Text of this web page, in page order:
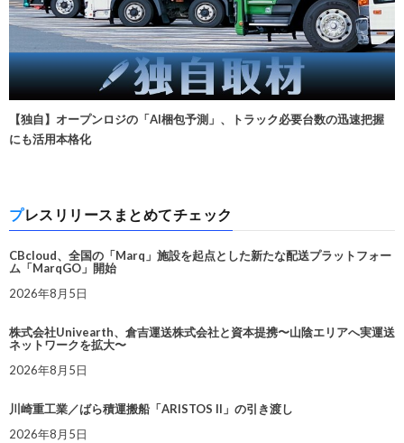
【独自】オープンロジの「AI梱包予測」、トラック必要台数の迅速把握
にも活用本格化
プレスリリースまとめてチェック
CBcloud、全国の「Marq」施設を起点とした新たな配送プラットフォー
ム「MarqGO」開始
2026年8月5日
株式会社Univearth、倉吉運送株式会社と資本提携〜山陰エリアへ実運送
ネットワークを拡大〜
2026年8月5日
川崎重工業／ばら積運搬船「ARISTOS II」の引き渡し
2026年8月5日